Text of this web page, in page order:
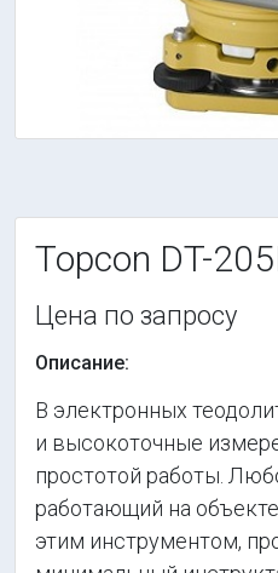
Topcon DT-
Цена по запросу
Описание:
В электронных
и высокоточные
простотой работы.
работающий на
этим инструментом,